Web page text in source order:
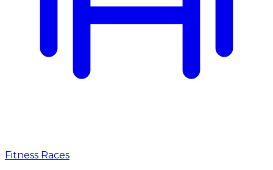
Fitness Races